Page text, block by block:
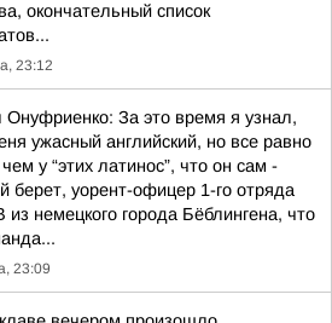
окончательный список
23:12
Онуфриенко: За это время я узнал,
ужасный английский, но все равно
у “этих латинос”, что он сам -
берет, уорент-офицер 1-го отряда
немецкого города Бёблингена, что
23:09